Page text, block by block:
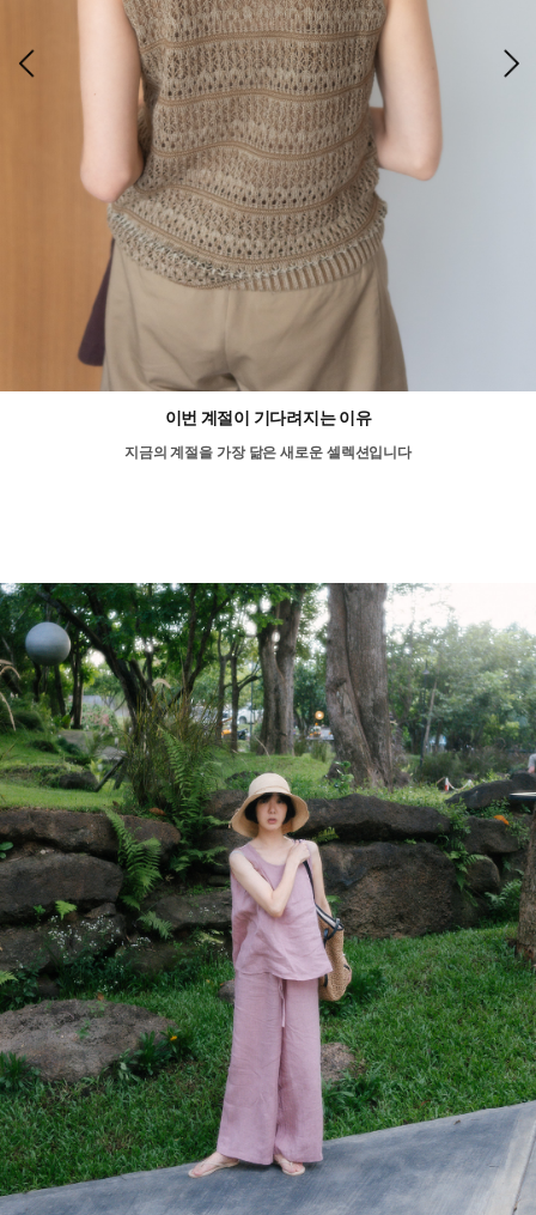
이번 계절이 기다려지는 이유
지금의 계절을 가장 닮은 새로운 셀렉션입니다